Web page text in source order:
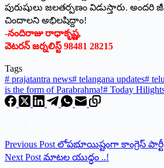
పురుషులు జలతర్పణం విడుస్తారు. అందరి
చిందాలని అభిలషిద్దాం!
-నందిరాజు రాధాకృష్ణ,
వెటరన్‌ జర్నలిస్ట్‌ 98481 28215
Tags
# prajatantra news# telangana updates#
is the form of Parabrahma!# Today
Previous Post లోపభూయిష్టంగా కాంగ్రెస్‌
Next Post మాటల యుద్ధం ..!